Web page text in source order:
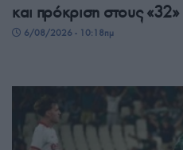
και πρόκριση στους «32»
6/08/2026 - 10:18πμ